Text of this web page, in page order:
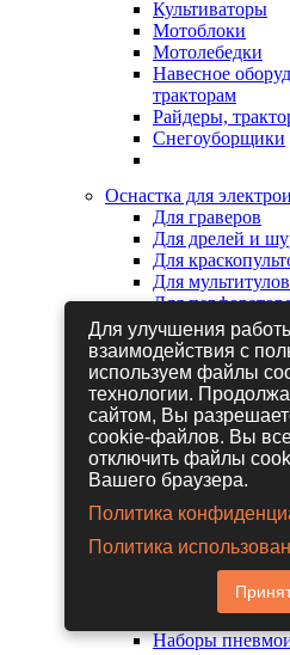
Культиваторы
Мотоблоки
Мотолебедки
Навесное
тракторам
Райдеры,
Снегоуборщики
Оснастка для
Для граверов
Для дрелей и
Для
Для мультитулов
Для
Для сабельных
Для
Для фрезеров
Для
Для
Для
Для
Для
Гайковерты
Дрели
Другие
Заклепочники
Наборы
Для улучшения
взаимодействия с
используем файлы
технологии.
сайтом, Вы
cookie-файлов. Вы
отключить файлы
Вашего браузера.
Политика
Политика